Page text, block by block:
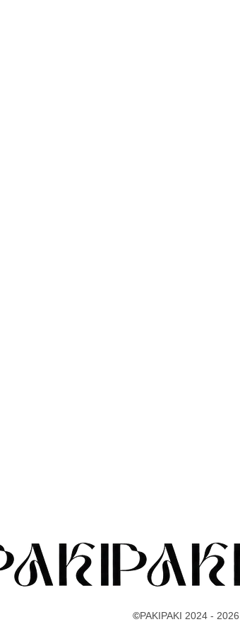
©PAKIPAKI 2024 - 2026